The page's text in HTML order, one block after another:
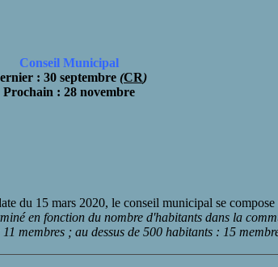
Conseil Municipal
: 30 septembre (CR)
Prochain : 28 novembre
du 15 mars 2020, le conseil municipal se compose
en fonction du nombre d'habitants dans la
membres ; au dessus de 500 habitants : 15